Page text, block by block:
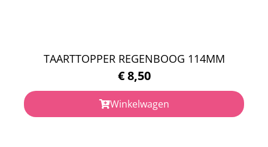
TAARTTOPPER REGENBOOG 114MM
€8,50
Winkelwagen